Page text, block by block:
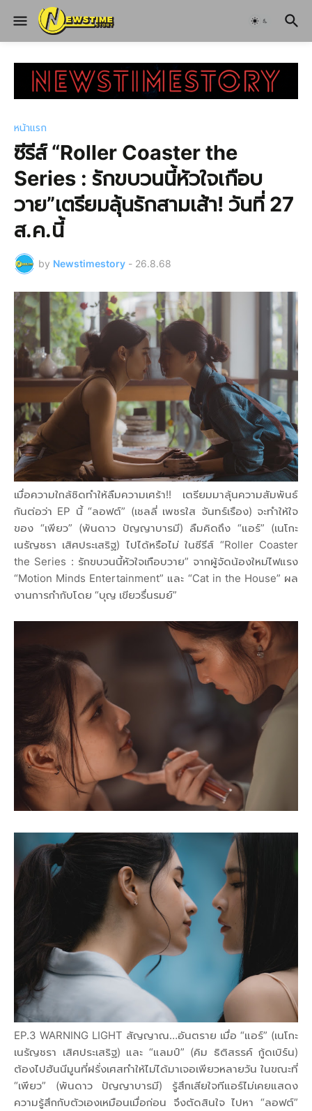
หน้าแรก
ซีรีส์ “Roller Coaster the
Series : รักขบวนนี้หัวใจเกือบ
วาย”เตรียมลุ้นรักสามเส้า! วันที่ 27
ส.ค.นี้
by Newstimestory - 26.8.68
เมื่อความใกล้ชิดทำให้ลืมความเศร้า!! เตรียมมาลุ้นความสัมพันธ์
กันต่อว่า EP นี้ “ลอฟต์” (เชลลี่ เพชรใส จันทร์เรือง) จะทำให้ใจ
ของ “เพียว” (พันดาว ปัญญาบารมี) ลืมคิดถึง “แอร์” (เนโกะ
เนรัญชรา เสิศประเสริฐ) ไปได้หรือไม่ ในซีรีส์ “Roller Coaster
the Series : รักขบวนนี้หัวใจเกือบวาย” จากผู้จัดน้องใหม่ไฟแรง
“Motion Minds Entertainment” และ “Cat in the House” ผล
งานการกำกับโดย “บุญ เขียวรื่นรมย์”​
EP.3 WARNING LIGHT สัญญาณ…อันตราย เมื่อ “แอร์” (เนโกะ
เนรัญชรา เสิศประเสริฐ) และ “แลมป์” (คิม ธิติสรรค์ กู้ดเบิร์น)
ต้องไปฮันนีมูนที่ฝรั่งเศสทำให้ไม่ได้มาเจอเพียวหลายวัน ในขณะที่
“เพียว” (พันดาว ปัญญาบารมี) รู้สึกเสียใจทีแอร์ไม่เคยแสดง
ความรู้สึกกับตัวเองเหมือนเมื่อก่อน จึงตัดสินใจ ไปหา “ลอฟต์”